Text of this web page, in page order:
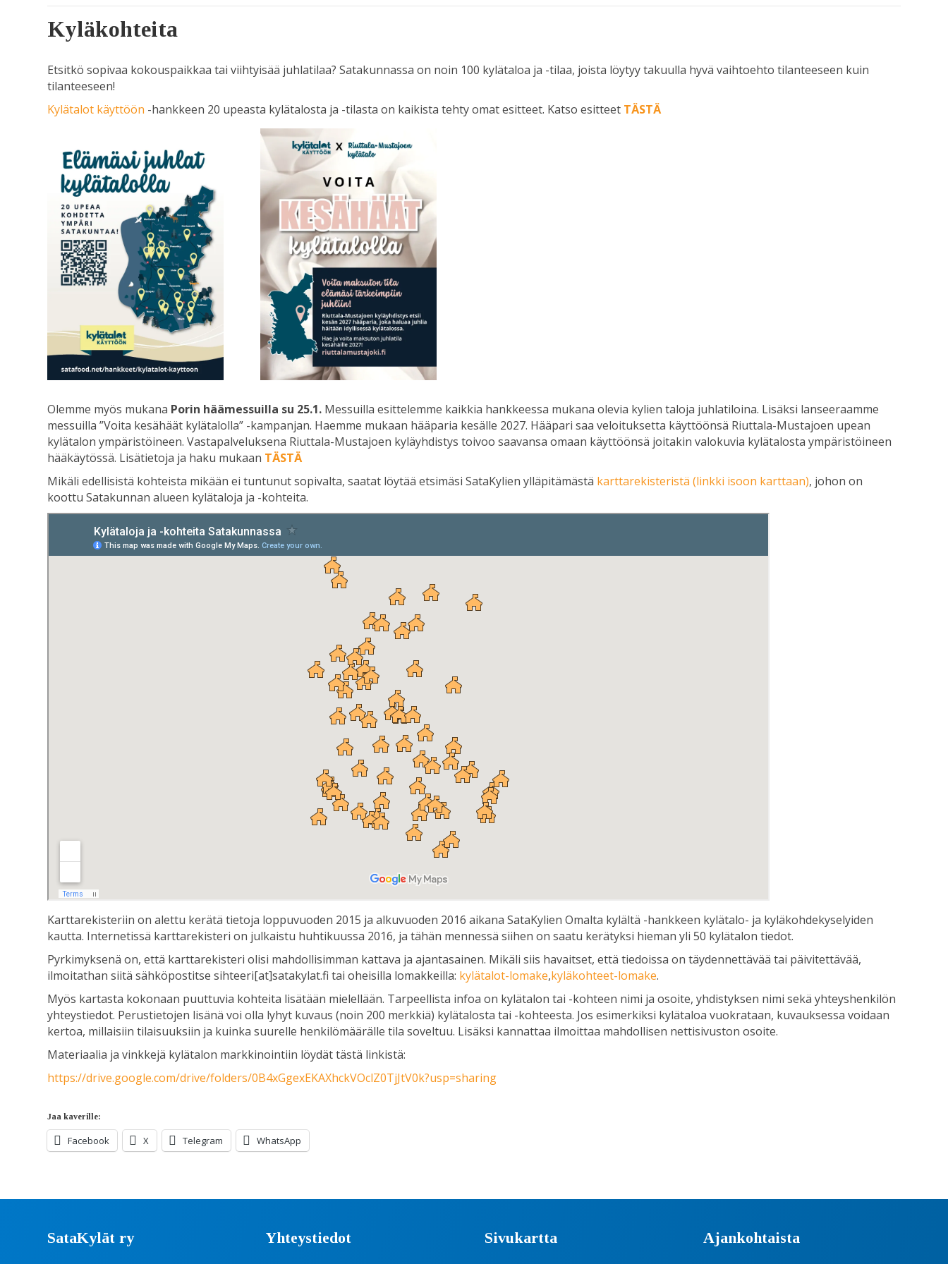
Kyläkohteita
Etsitkö sopivaa kokouspaikkaa tai viihtyisää juhlatilaa? Satakunnassa on noin 100 kylätaloa ja -tilaa, joista löytyy takuulla hyvä vaihtoehto tilanteeseen kuin
tilanteeseen!
Kylätalot käyttöön -hankkeen 20 upeasta kylätalosta ja -tilasta on kaikista tehty omat esitteet. Katso esitteet TÄSTÄ
Olemme myös mukana Porin häämessuilla su 25.1. Messuilla esittelemme kaikkia hankkeessa mukana olevia kylien taloja juhlatiloina. Lisäksi lanseeraamme
messuilla ”Voita kesähäät kylätalolla” -kampanjan. Haemme mukaan hääparia kesälle 2027. Hääpari saa veloituksetta käyttöönsä Riuttala-Mustajoen upean
kylätalon ympäristöineen. Vastapalveluksena Riuttala-Mustajoen kyläyhdistys toivoo saavansa omaan käyttöönsä joitakin valokuvia kylätalosta ympäristöineen
hääkäytössä. Lisätietoja ja haku mukaan TÄSTÄ
Mikäli edellisistä kohteista mikään ei tuntunut sopivalta, saatat löytää etsimäsi SataKylien ylläpitämästä karttarekisteristä (linkki isoon karttaan), johon on
koottu Satakunnan alueen kylätaloja ja -kohteita.
Karttarekisteriin on alettu kerätä tietoja loppuvuoden 2015 ja alkuvuoden 2016 aikana SataKylien Omalta kylältä -hankkeen kylätalo- ja kyläkohdekyselyiden
kautta. Internetissä karttarekisteri on julkaistu huhtikuussa 2016, ja tähän mennessä siihen on saatu kerätyksi hieman yli 50 kylätalon tiedot.
Pyrkimyksenä on, että karttarekisteri olisi mahdollisimman kattava ja ajantasainen. Mikäli siis havaitset, että tiedoissa on täydennettävää tai päivitettävää,
ilmoitathan siitä sähköpostitse sihteeri[at]satakylat.fi tai oheisilla lomakkeilla: kylätalot-lomake,kyläkohteet-lomake.
Myös kartasta kokonaan puuttuvia kohteita lisätään mielellään. Tarpeellista infoa on kylätalon tai -kohteen nimi ja osoite, yhdistyksen nimi sekä yhteyshenkilön
yhteystiedot. Perustietojen lisänä voi olla lyhyt kuvaus (noin 200 merkkiä) kylätalosta tai -kohteesta. Jos esimerkiksi kylätaloa vuokrataan, kuvauksessa voidaan
kertoa, millaisiin tilaisuuksiin ja kuinka suurelle henkilömäärälle tila soveltuu. Lisäksi kannattaa ilmoittaa mahdollisen nettisivuston osoite.
Materiaalia ja vinkkejä kylätalon markkinointiin löydät tästä linkistä:
https://drive.google.com/drive/folders/0B4xGgexEKAXhckVOclZ0TjJtV0k?usp=sharing
Jaa kaverille:
Facebook X Telegram WhatsApp
SataKylät ry Yhteystiedot Sivukartta Ajankohtaista